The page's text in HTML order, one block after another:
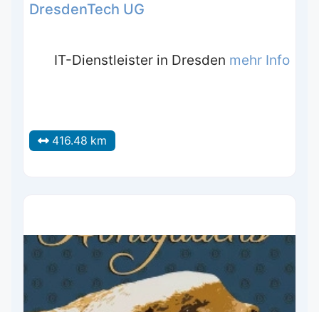
DresdenTech UG
IT-Dienstleister in Dresden mehr Info
416.48 km